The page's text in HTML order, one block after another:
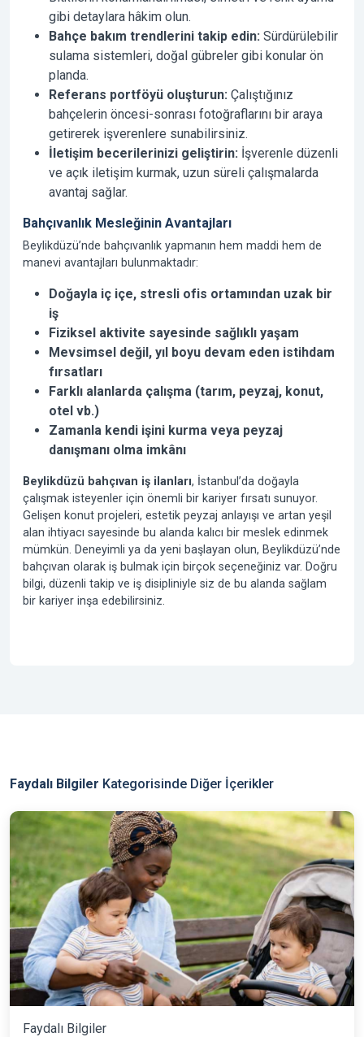
gibi detaylara hâkim olun.
Bahçe bakım trendlerini takip edin: Sürdürülebilir
sulama sistemleri, doğal gübreler gibi konular ön
planda.
Referans portföyü oluşturun: Çalıştığınız
bahçelerin öncesi-sonrası fotoğraflarını bir araya
getirerek işverenlere sunabilirsiniz.
İletişim becerilerinizi geliştirin: İşverenle düzenli
ve açık iletişim kurmak, uzun süreli çalışmalarda
avantaj sağlar.
Bahçıvanlık Mesleğinin Avantajları
Beylikdüzü’nde bahçıvanlık yapmanın hem maddi hem de
manevi avantajları bulunmaktadır:
Doğayla iç içe, stresli ofis ortamından uzak bir
iş
Fiziksel aktivite sayesinde sağlıklı yaşam
Mevsimsel değil, yıl boyu devam eden istihdam
fırsatları
Farklı alanlarda çalışma (tarım, peyzaj, konut,
otel vb.)
Zamanla kendi işini kurma veya peyzaj
danışmanı olma imkânı
Beylikdüzü bahçıvan iş ilanları, İstanbul’da doğayla
çalışmak isteyenler için önemli bir kariyer fırsatı sunuyor.
Gelişen konut projeleri, estetik peyzaj anlayışı ve artan yeşil
alan ihtiyacı sayesinde bu alanda kalıcı bir meslek edinmek
mümkün. Deneyimli ya da yeni başlayan olun, Beylikdüzü’nde
bahçıvan olarak iş bulmak için birçok seçeneğiniz var. Doğru
bilgi, düzenli takip ve iş disipliniyle siz de bu alanda sağlam
bir kariyer inşa edebilirsiniz.
Faydalı Bilgiler Kategorisinde Diğer İçerikler
Faydalı Bilgiler